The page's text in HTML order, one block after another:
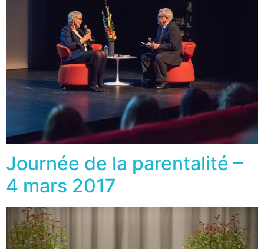
Journée de la parentalité –
4 mars 2017